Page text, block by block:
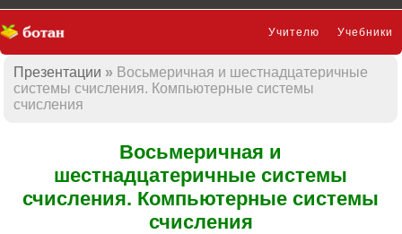
Учебники
Учителю
Презентации
Презентации
Восьмеричная и шестнадцатеричные
системы счисления. Компьютерные системы
счисления
Восьмеричная и
шестнадцатеричные системы
счисления. Компьютерные системы
счисления